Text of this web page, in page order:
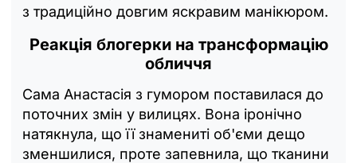
з традиційно довгим яскравим манікюром.
Реакція блогерки на трансформацію
обличчя
Сама Анастасія з гумором поставилася до
поточних змін у вилицях. Вона іронічно
натякнула, що її знамениті об'єми дещо
зменшилися, проте запевнила, що тканини